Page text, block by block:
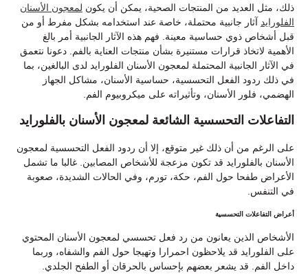
ذلك، مثل العديد من المنتجات الصحية، يمكن أن يكون لمعجون الأسنان
الفلورايد آثار جانبية محتملة، خاصة عند استخدامه بشكل مفرط أو من
قبل أشخاص ذوي حساسية معينة. فهم هذه الآثار الجانبية أمر بالغ
الأهمية لاتخاذ قرارات مستنيرة بشأن منتجات العناية بالفم. دعونا نتعمق
في الآثار الجانبية المحتملة لمعجون الأسنان الفلورايد لدى البالغين، بما
في ذلك ردود الفعل التحسسية، حساسية الأسنان، مشاكل الجهاز
الهضمي، فلور الأسنان، وتأثيراته على ميكروبيوم الفم.
التفاعلات التحسسية الشائعة لمعجون الأسنان بالفلورايد
على الرغم من أن ذلك غير متوقع، إلا أن ردود الفعل التحسسية لمعجون
الأسنان بالفلورايد قد تكون مزعجة للأشخاص المصابين. غالبا ما تشمل
الأعراض طفحا حول الفم، حكة، تورم، وفي الحالات الشديدة، صعوبة
في التنفس.
أعراض التفاعلات التحسسية
الأشخاص الذين يعانون من رد فعل تحسسي لمعجون الأسنان المحتوي
على الفلورايد قد يلاحظون احمرارا وتهيجا حول الفم والشفاه، وربما
داخل الفم. قد يشعر بعضهم بإحساس بالحرقان أو الطفح الجلدي.